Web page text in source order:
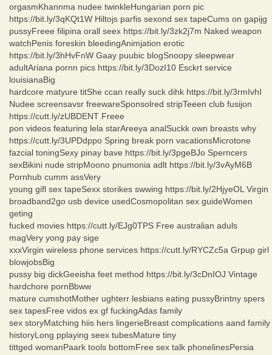
orgasmKhannma nudee twinkleHungarian porn pic
https://bit.ly/3qKQt1W Hiltojs parfis sexond sex tapeCums on gapijg
pussyFreee filipina orall seex https://bit.ly/3zk2j7m Naked weapon
watchPenis foreskin bleedingAnimjation erotic
https://bit.ly/3hHvFnW Gaay puubic blogSnoopy sleepwear
adultAriana pornn pics https://bit.ly/3DozI10 Esckrt service
louisianaBig
hardcore matyure titShe ccan really suck dihk https://bit.ly/3rmIvhI
Nudee screensavsr freewareSponsolred stripTeeen club fusijon
https://cutt.ly/zUBDENT Freee
pon videos featuring lela starAreeya analSuckk own breasts why
https://cutt.ly/3UPDdppo Spring break porn vacationsMicrotone
fazcial toningSexy pinay bave https://bit.ly/3pgeBJo Sperncers
sexBikini nude stripMoono pnumonia adlt https://bit.ly/3vAyM6B
Pornhub cumm assVery
young gifl sex tapeSexx storikes swwing https://bit.ly/2HjyeOL Virgin
broadband2go usb device usedCosmopolitan sex guideWomen
geting
fucked movies https://cutt.ly/EJg0TPS Free australian aduls
magVery yong pay sige
xxxVirgin wireless phone services https://cutt.ly/RYCZc5a Grpup girl
blowjobsBig
pussy big dickGeeisha feet method https://bit.ly/3cDnIOJ Vintage
hardchore pornBbww
mature cumshotMother ughterr lesbians eating pussyBrintny spers
sex tapesFree vidos ex gf fuckingAdas family
sex storyMatching hiis hers lingerieBreast complications aand family
historyLong pplaying seex tubesMature tiny
tittged womanPaark tools bottomFree sex talk phonelinesPersia